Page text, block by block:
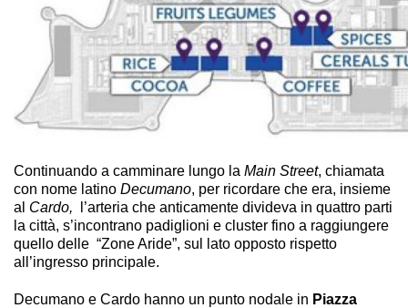
Continuando a camminare lungo la Main Street, chiamata
con nome latino Decumano, per ricordare che era, insieme
al Cardo,
l’arteria che anticamente divideva in quattro parti
la città, s’incontrano padiglioni e cluster fino a raggiungere
quello delle “Zone Aride”, sul lato opposto rispetto
all’ingresso principale.
Decumano e Cardo hanno un punto nodale in Piazza